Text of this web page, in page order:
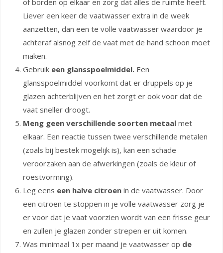
of borden op elkaar en zorg dat alles de ruimte heeft.
Liever een keer de vaatwasser extra in de week
aanzetten, dan een te volle vaatwasser waardoor je
achteraf alsnog zelf de vaat met de hand schoon moet
maken.
Gebruik een glansspoelmiddel. Een
glansspoelmiddel voorkomt dat er druppels op je
glazen achterblijven en het zorgt er ook voor dat de
vaat sneller droogt.
Meng geen verschillende soorten metaal met
elkaar. Een reactie tussen twee verschillende metalen
(zoals bij bestek mogelijk is), kan een schade
veroorzaken aan de afwerkingen (zoals de kleur of
roestvorming).
Leg eens een halve citroen in de vaatwasser. Door
een citroen te stoppen in je volle vaatwasser zorg je
er voor dat je vaat voorzien wordt van een frisse geur
en zullen je glazen zonder strepen er uit komen.
Was minimaal 1x per maand je vaatwasser op de